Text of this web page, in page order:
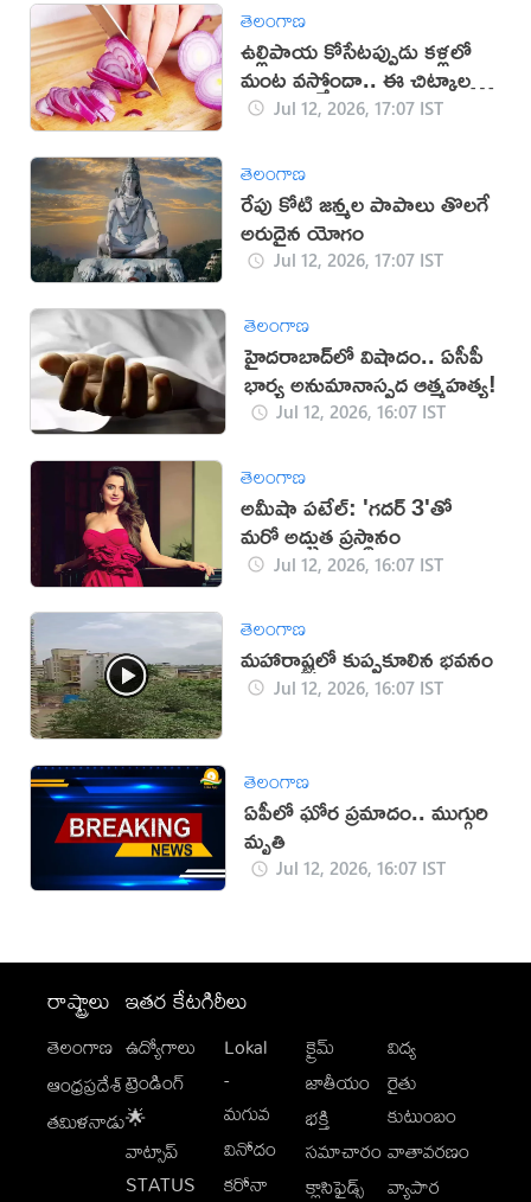
తెలంగాణ
ఉల్లిపాయ కోసేటప్పుడు కళ్లలో
మంట వస్తోందా.. ఈ చిట్కాలతో
చెక్!Jul 12, 2026, 17:07 IST
తెలంగాణ
రేపు కోటి జన్మల పాపాలు తొలగే
అరుదైన యోగం
Jul 12, 2026, 17:07 IST
తెలంగాణ
హైదరాబాద్‌లో విషాదం.. ఏసీపీ
భార్య అనుమానాస్పద ఆత్మహత్య!
Jul 12, 2026, 16:07 IST
తెలంగాణ
అమీషా పటేల్: 'గదర్ 3'తో
మరో అద్భుత ప్రస్థానం
Jul 12, 2026, 16:07 IST
తెలంగాణ
మహారాష్ట్రలో కుప్పకూలిన భవనం
Jul 12, 2026, 16:07 IST
తెలంగాణ
ఏపీలో ఘోర ప్రమాదం.. ముగ్గురి
మృతి
Jul 12, 2026, 16:07 IST
రాష్ట్రాలు
తెలంగాణ
ఆంధ్రప్రదేశ్
తమిళనాడు
ఇతర కేటగిరీలు
ఉద్యోగాలు
ట్రెండింగ్
🌟
వాట్సాప్
STATUS
Lokal
-
మగువ
వినోదం
కరోనా
క్రైమ్
జాతీయం
భక్తి
సమాచారం
క్లాసిఫైడ్స్
విద్య
రైతు
కుటుంబం
వాతావరణం
వ్యాపార